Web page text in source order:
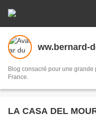
ww.bernard-
Blog consacré pour une
France.
LA CASA DEL